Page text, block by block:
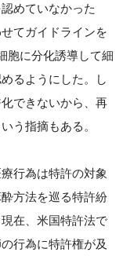
めていなかった
てガイドラインを
胞に分化誘導して細
るようにした。し
できないから、再
う指摘もある。
行為は特許の対象
方法を巡る特許紛
在、米国特許法で
行為に特許権が及